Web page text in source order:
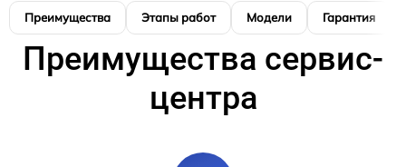
Преимущества Этапы работ Модели Гарантия
Преимущества сервис-
центра